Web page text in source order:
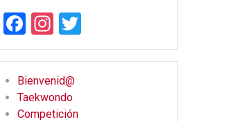
F
a
ce
b
o
In
st
a
gr
a
wi
tt
Bienvenid@
Taekwondo
Competición